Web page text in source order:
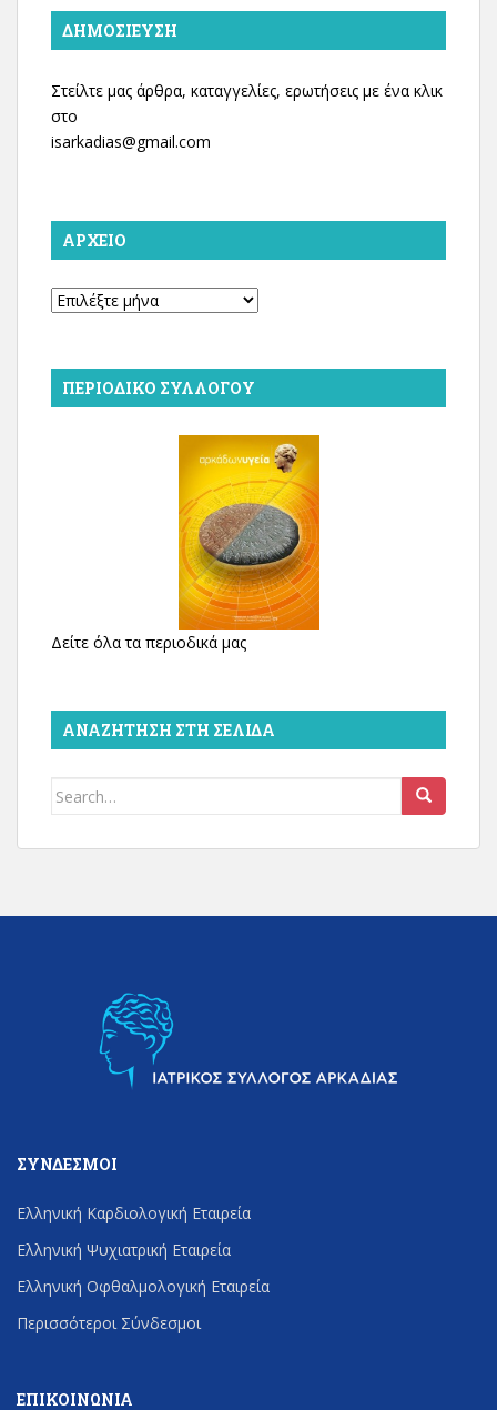
ΔΗΜΟΣΊΕΥΣΗ
Στείλτε μας άρθρα, καταγγελίες, ερωτήσεις με ένα κλικ
στο
isarkadias@gmail.com
ΑΡΧΕΊΟ
Αρχείο
ΠΕΡΙΟΔΙΚΌ ΣΥΛΛΌΓΟΥ
Δείτε όλα τα περιοδικά μας
ΑΝΑΖΉΤΗΣΗ ΣΤΗ ΣΕΛΊΔΑ
Search
ΣΎΝΔΕΣΜΟΙ
Ελληνική Καρδιολογική Εταιρεία
Ελληνική Ψυχιατρική Εταιρεία
Ελληνική Οφθαλμολογική Εταιρεία
Περισσότεροι Σύνδεσμοι
ΕΠΙΚΟΙΝΩΝΊΑ